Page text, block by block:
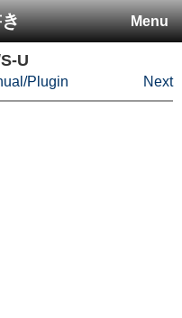
Menu
U
Next
Plugin